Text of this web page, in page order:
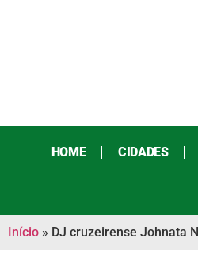
HOME CIDADES
Início » DJ cruzeirense Johnata